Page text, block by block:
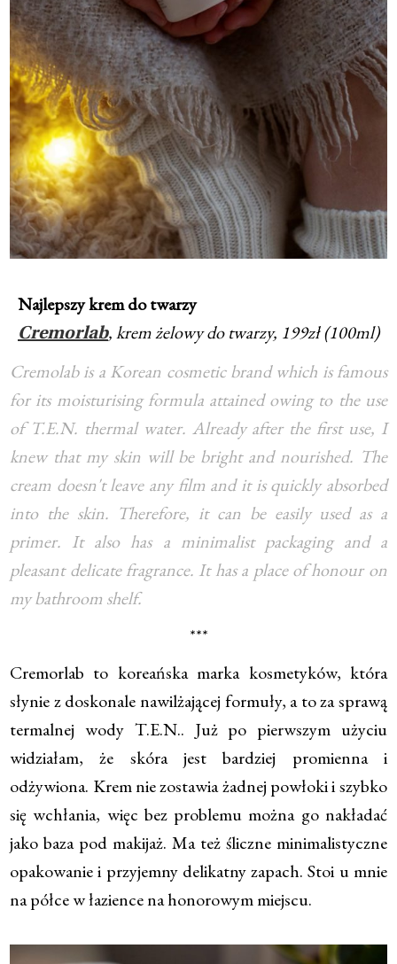
Najlepszy krem do twarzy
Cremorlab, krem żelowy do twarzy, 199zł (100ml)
Cremolab is a Korean cosmetic brand which is famous
for its moisturising formula attained owing to the use
of T.E.N. thermal water. Already after the first use, I
knew that my skin will be bright and nourished. The
cream doesn't leave any film and it is quickly absorbed
into the skin. Therefore, it can be easily used as a
primer. It also has a minimalist packaging and a
pleasant delicate fragrance. It has a place of honour on
my bathroom shelf.
***
Cremorlab to koreańska marka kosmetyków, która
słynie z doskonale nawilżającej formuły, a to za sprawą
termalnej wody T.E.N.. Już po pierwszym użyciu
widziałam, że skóra jest bardziej promienna i
odżywiona. Krem nie zostawia żadnej powłoki i szybko
się wchłania, więc bez problemu można go nakładać
jako baza pod makijaż. Ma też śliczne minimalistyczne
opakowanie i przyjemny delikatny zapach. Stoi u mnie
na półce w łazience na honorowym miejscu.